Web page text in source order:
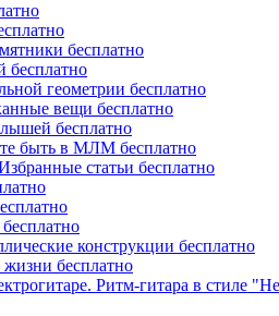
бесплатно
бесплатно
геометрии бесплатно
вещи бесплатно
бесплатно
быть в МЛМ бесплатно
статьи бесплатно
конструкции бесплатно
бесплатно
Ритм-гитара в стиле